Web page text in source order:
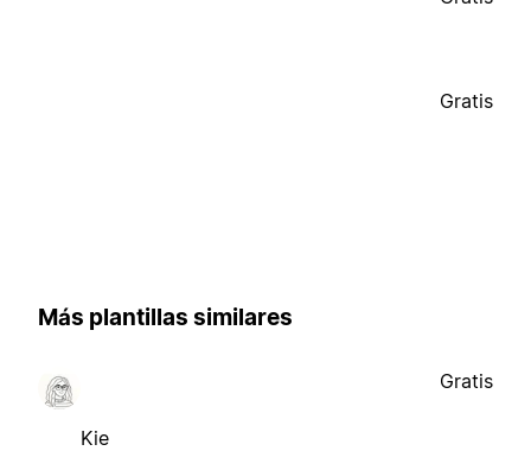
Gratis
Más plantillas similares
Kie
Gratis